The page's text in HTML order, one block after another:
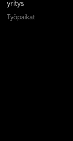
yritys
Työpaikat